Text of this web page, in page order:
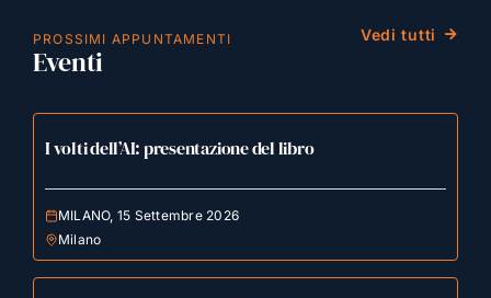
PROSSIMI APPUNTAMENTI
Eventi
Vedi tutti
I volti dell’AI: presentazione del libro
MILANO, 15 Settembre 2026
Milano